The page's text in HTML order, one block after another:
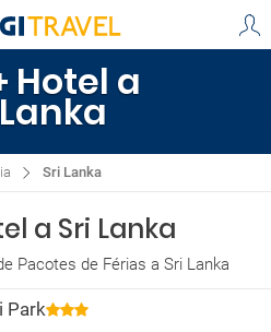
Hotel a
Sri Lanka
a Sri Lanka
Pacotes de Férias a Sri Lanka
Park